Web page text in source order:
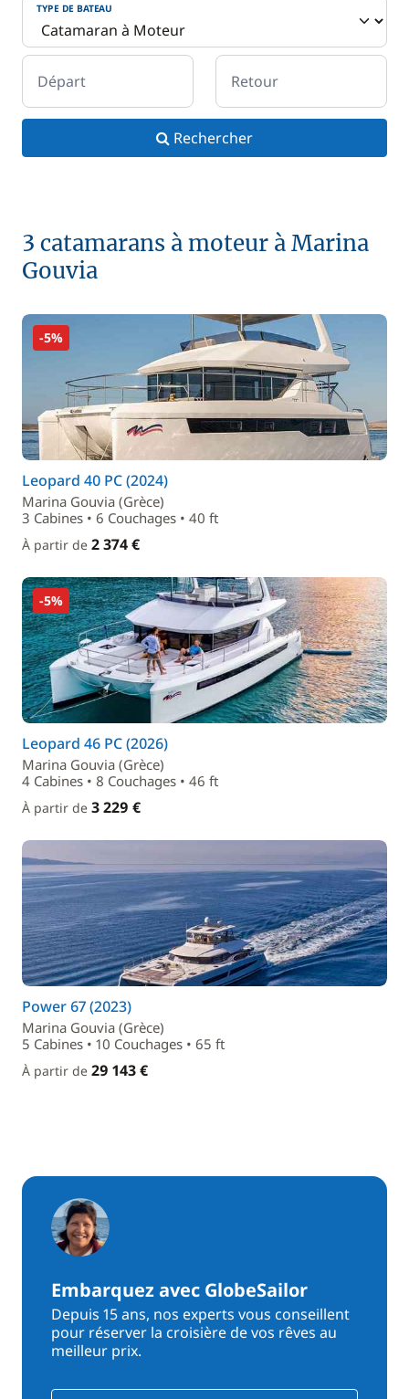
TYPE DE BATEAU
Départ Retour
Rechercher
3 catamarans à moteur à Marina
Gouvia
-5%
Leopard 40 PC (2024)
Marina Gouvia (Grèce)
3 Cabines • 6 Couchages • 40 ft
À partir de 2 374 €
-5%
Leopard 46 PC (2026)
Marina Gouvia (Grèce)
4 Cabines • 8 Couchages • 46 ft
À partir de 3 229 €
Power 67 (2023)
Marina Gouvia (Grèce)
5 Cabines • 10 Couchages • 65 ft
À partir de 29 143 €
Embarquez avec GlobeSailor
Depuis 15 ans, nos experts vous conseillent
pour réserver la croisière de vos rêves au
meilleur prix.